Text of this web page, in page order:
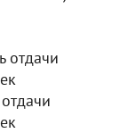
отдачи